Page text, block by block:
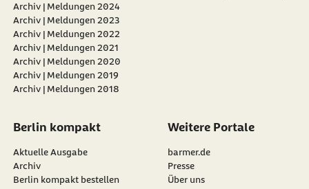
Archiv | Meldungen 2024
Archiv | Meldungen 2023
Archiv | Meldungen 2022
Archiv | Meldungen 2021
Archiv | Meldungen 2020
Archiv | Meldungen 2019
Archiv | Meldungen 2018
Berlin kompakt
Aktuelle Ausgabe
Archiv
Berlin kompakt bestellen
Weitere Portale
barmer.de
Presse
Über uns